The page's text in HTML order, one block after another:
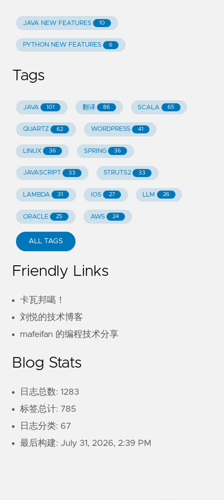
JAVA NEW FEATURES 10
PYTHON NEW FEATURES 6
Tags
JAVA 101 翻译 86 SCALA 65
QUARTZ 62 WORDPRESS 41
LINUX 36 SPRING 36
JAVASCRIPT 33 STRUTS2 33
LAMBDA 31 IOS 27 LLM 26
ORACLE 25 AWS 24
ALL TAGS
Friendly Links
卡瓦邦噶！
刘悦的技术博客
mafeifan 的编程技术分享
Blog Stats
日志总数: 1283
标签总计: 785
日志分类: 67
最后构建: July 31, 2026, 2:39 PM